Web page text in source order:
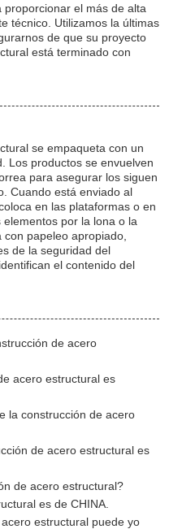
el más de alta
técnico. Utilizamos la últimas
de que su proyecto
está terminado con
se empaqueta con un
Los productos se envuelven
para asegurar los siguen
Cuando está enviado al
en las plataformas o en
por la lona o la
papeleo apropiado,
de la seguridad del
el contenido del
de acero
acero estructural es
la construcción de acero
de acero estructural es
de acero estructural?
es de CHINA.
estructural puede yo